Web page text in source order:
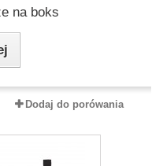
na boks
Dodaj do porówania